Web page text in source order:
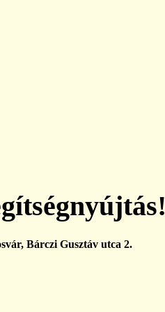
Bárczi Gusztáv utca 2.